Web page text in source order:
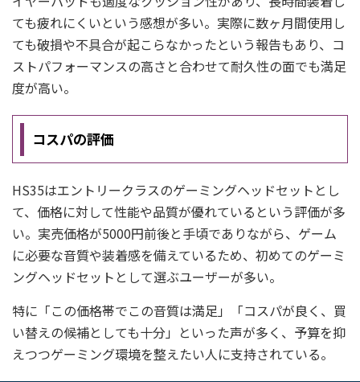
ても疲れにくいという感想が多い。実際に数ヶ月間使用し
ても破損や不具合が起こらなかったという報告もあり、コ
ストパフォーマンスの高さと合わせて耐久性の面でも満足
度が高い。
コスパの評価
HS35はエントリークラスのゲーミングヘッドセットとし
て、価格に対して性能や品質が優れているという評価が多
い。実売価格が5000円前後と手頃でありながら、ゲーム
に必要な音質や装着感を備えているため、初めてのゲーミ
ングヘッドセットとして選ぶユーザーが多い。
特に「この価格帯でこの音質は満足」「コスパが良く、買
い替えの候補としても十分」といった声が多く、予算を抑
えつつゲーミング環境を整えたい人に支持されている。